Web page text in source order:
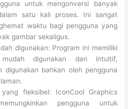
untuk mengonversi banyak
satu kali proses. Ini sangat
waktu bagi pengguna yang
gambar sekaligus.
digunakan: Program ini memiliki
digunakan dan intuitif,
digunakan bahkan oleh pengguna
fleksibel: IconCool Graphics
pengguna untuk